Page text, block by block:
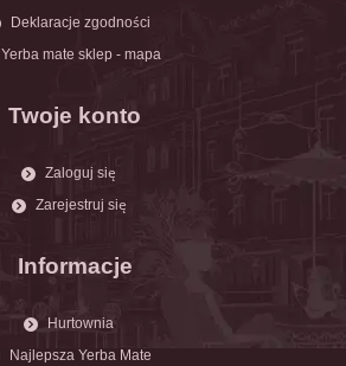
Deklaracje zgodności
Yerba mate sklep - mapa
Twoje konto
Zaloguj się
Zarejestruj się
Informacje
Hurtownia
Najlepsza Yerba Mate